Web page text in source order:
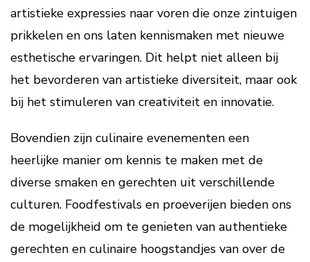
artistieke expressies naar voren die onze zintuigen
prikkelen en ons laten kennismaken met nieuwe
esthetische ervaringen. Dit helpt niet alleen bij
het bevorderen van artistieke diversiteit, maar ook
bij het stimuleren van creativiteit en innovatie.
Bovendien zijn culinaire evenementen een
heerlijke manier om kennis te maken met de
diverse smaken en gerechten uit verschillende
culturen. Foodfestivals en proeverijen bieden ons
de mogelijkheid om te genieten van authentieke
gerechten en culinaire hoogstandjes van over de